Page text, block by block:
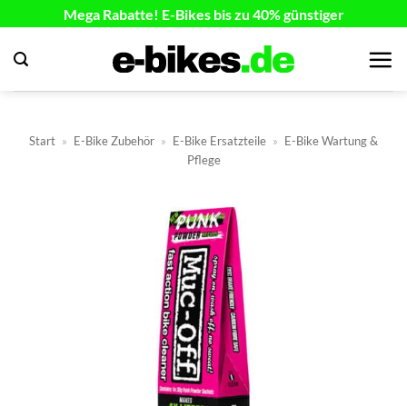
springen
Mega Rabatte! E-Bikes bis zu 40% günstiger
Start » E-Bike Zubehör » E-Bike Ersatzteile » E-Bike Wartung &
Pflege